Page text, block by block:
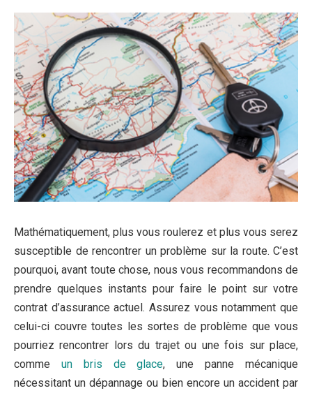
Mathématiquement, plus vous roulerez et plus vous serez
susceptible de rencontrer un problème sur la route. C’est
pourquoi, avant toute chose, nous vous recommandons de
prendre quelques instants pour faire le point sur votre
contrat d’assurance actuel. Assurez vous notamment que
celui-ci couvre toutes les sortes de problème que vous
pourriez rencontrer lors du trajet ou une fois sur place,
comme un bris de glace, une panne mécanique
nécessitant un dépannage ou bien encore un accident par